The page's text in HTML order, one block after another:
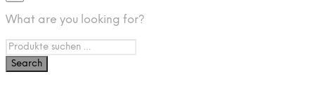
What are you looking for?